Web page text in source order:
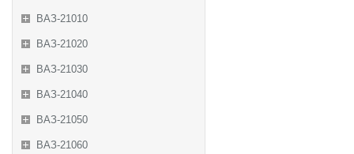
ВАЗ-21010
ВАЗ-21020
ВАЗ-21030
ВАЗ-21040
ВАЗ-21050
ВАЗ-21060